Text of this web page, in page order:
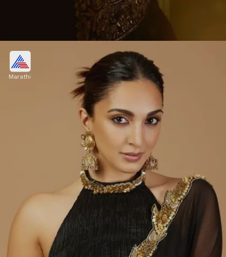
सॉलिटेअर स्टोन स्टड्स
जर काळ्या साडीसोबत तुमचा ब्लाउजसुद्धा हेवी असेल, तर अशा
प्रकारचे सॉलिटेअर स्टोन स्टड इअररिंग्स घाला. यामुळे तुमचा
ओव्हरऑल लुक बॅलन्स होतो.
Image credits: INSTAGRAM
Marathi